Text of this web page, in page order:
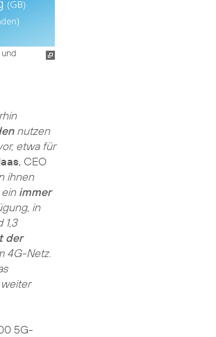
nutzen
etwa für
, CEO
ihnen
immer
in
1,3
der
4G-Netz.
5G-